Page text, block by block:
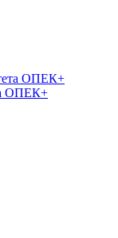
ОПЕК+
ОПЕК+